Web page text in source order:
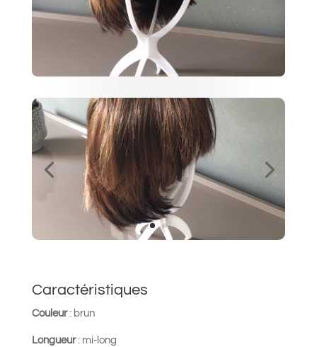
Caractéristiques
Couleur: brun
Longueur: mi-long